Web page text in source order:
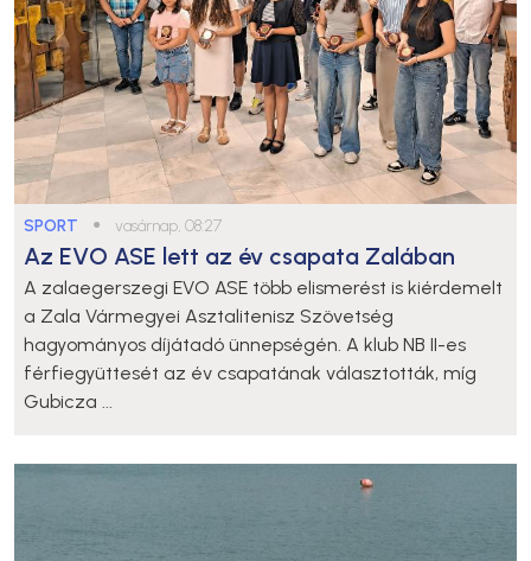
SPORT ● vasárnap, 08:27
Az EVO ASE lett az év csapata Zalában
A zalaegerszegi EVO ASE több elismerést is kiérdemelt
a Zala Vármegyei Asztalitenisz Szövetség
hagyományos díjátadó ünnepségén. A klub NB II-es
férfiegyüttesét az év csapatának választották, míg
Gubicza ...